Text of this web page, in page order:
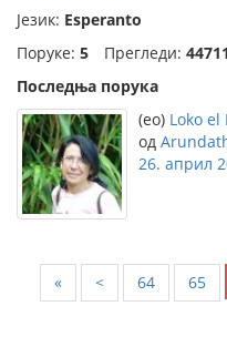
Језик: Esperanto
Поруке: 5 Прегледи: 44711
Последња порука
(eo) Loko el
од
26. април
« < 64 65